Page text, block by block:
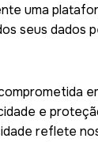
uma
seus dados
e
reflete